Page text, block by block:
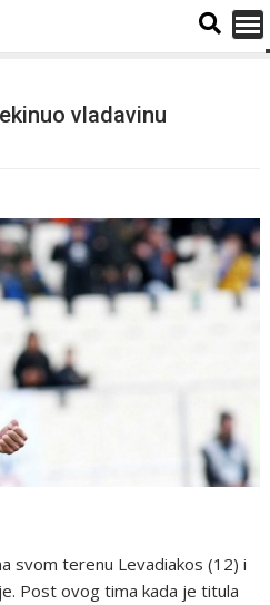
vladavinu
svom terenu Levadiakos (12) i
Post ovog tima kada je titula